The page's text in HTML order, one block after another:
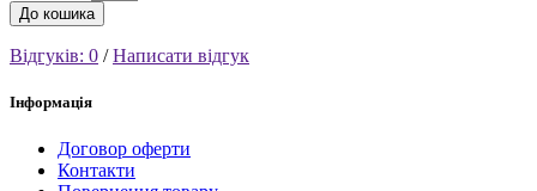
До кошика
Відгуків: 0 /Написати відгук
Інформація
Договор оферти
Контакти